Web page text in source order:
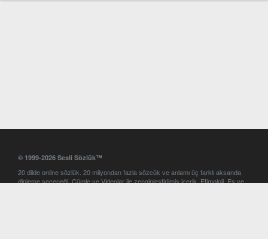
© 1999-2026 Sesli Sözlük™
20 dilde online sözlük. 20 milyondan fazla sözcük ve anlamı üç farklı aksanda
dinleme seçeneği. Cümle ve Videolar ile zenginleştirilmiş içerik. Etimoloji, Eş ve